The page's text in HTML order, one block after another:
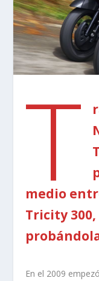
T
medio
Tricity
En el 2009